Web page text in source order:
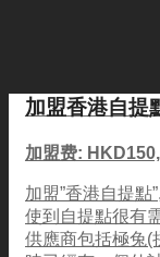
加盟香港自提
加盟费:
加盟”香港自提點
使到自提點很有
供應商包括極兔(